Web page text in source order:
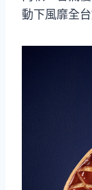
動下風靡全